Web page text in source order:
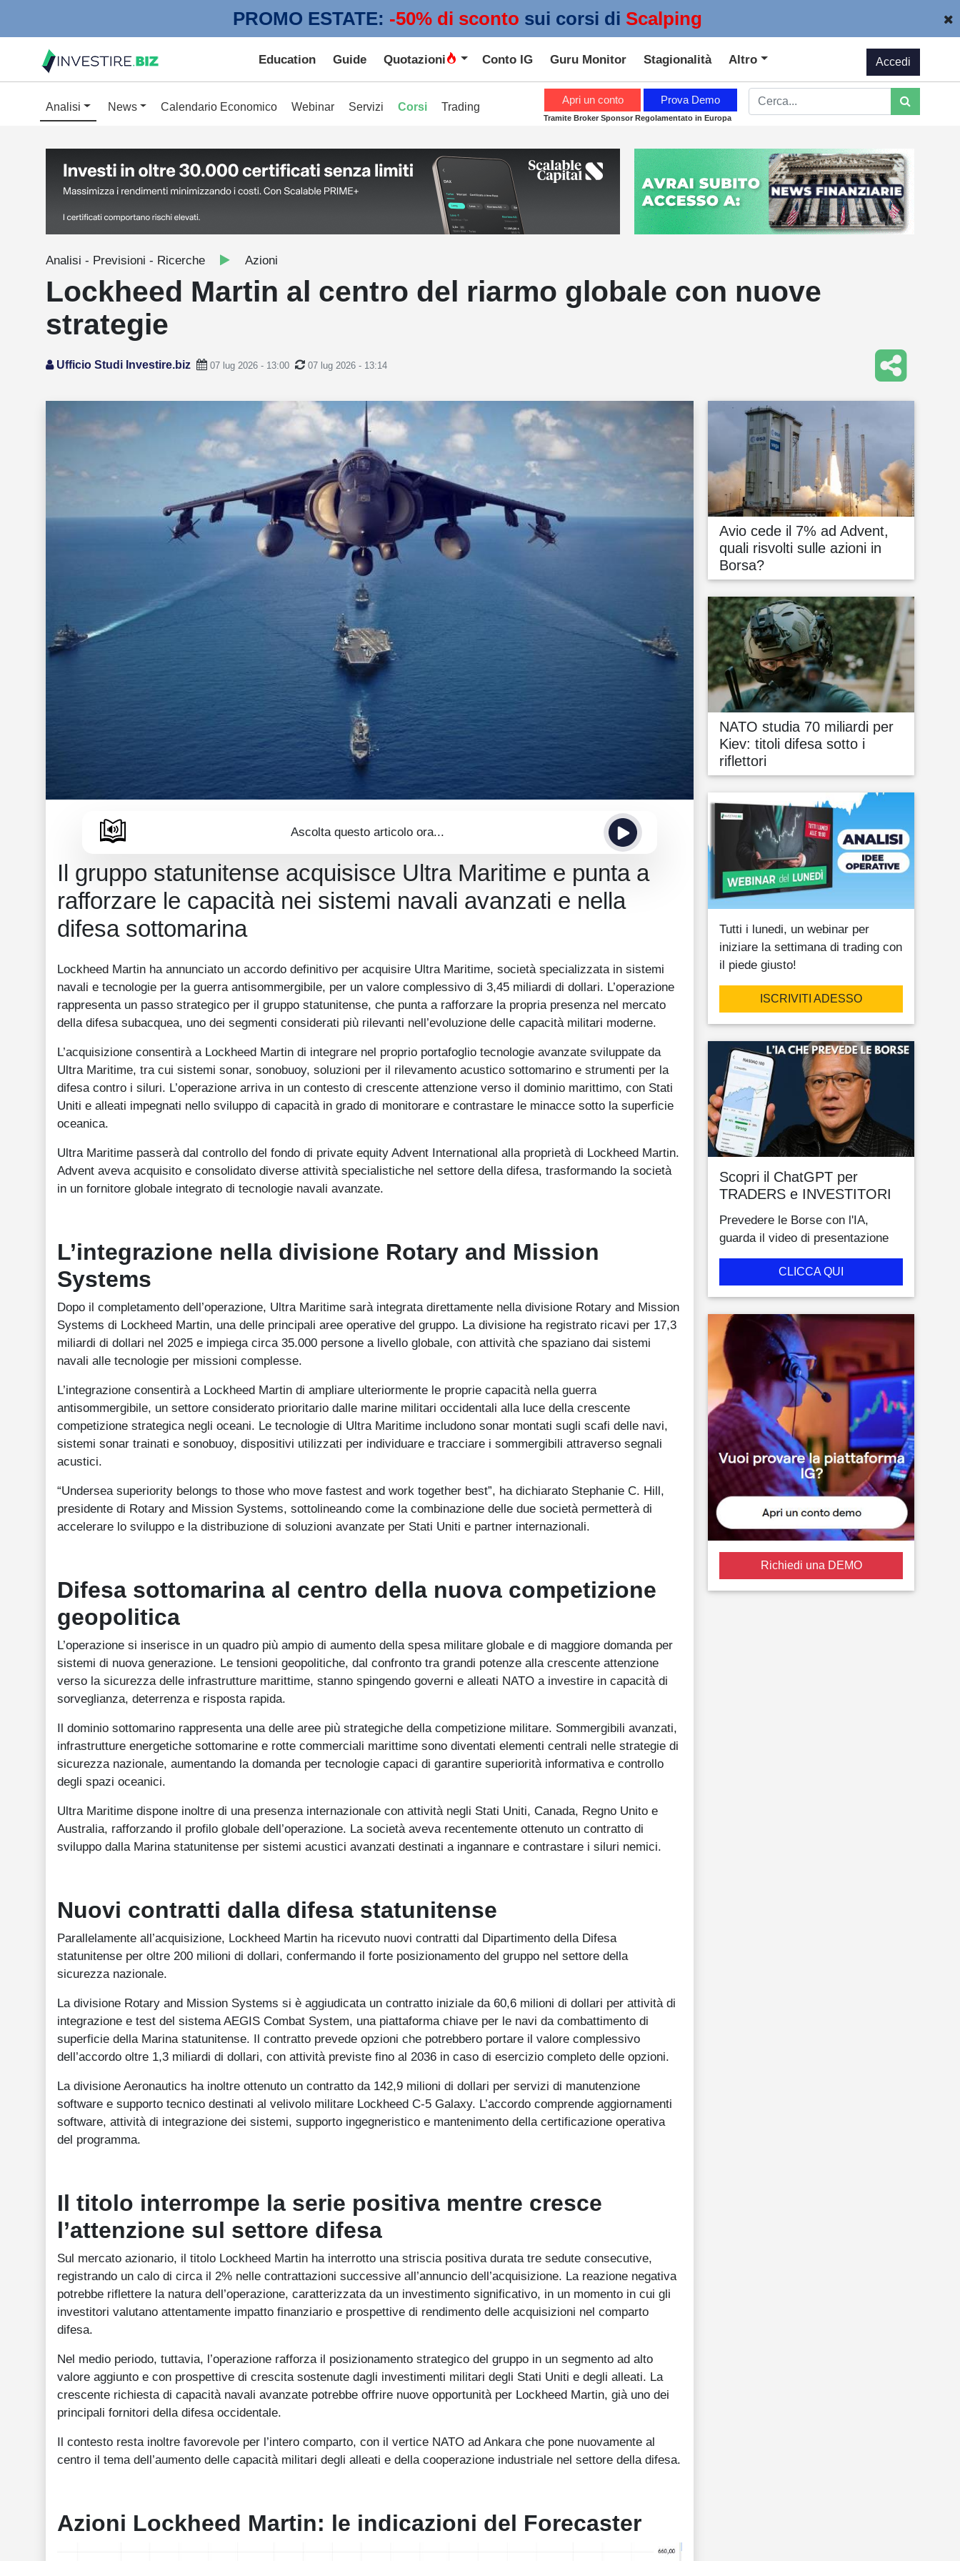
PROMO ESTATE: -50% di sconto sui corsi di Scalping
Education Guide Quotazioni Conto IG Guru Monitor Stagionalità Altro Accedi
Analisi News Calendario Economico Webinar Servizi Corsi Trading
Apri un conto Prova Demo
Tramite Broker Sponsor Regolamentato in Europa
Analisi - Previsioni - Ricerche Azioni
Lockheed Martin al centro del riarmo globale con nuove
strategie
Ufficio Studi Investire.biz 07 lug 2026 - 13:00 07 lug 2026 - 13:14
Ascolta questo articolo ora...
Il gruppo statunitense acquisisce Ultra Maritime e punta a
rafforzare le capacità nei sistemi navali avanzati e nella
difesa sottomarina
Lockheed Martin ha annunciato un accordo definitivo per acquisire Ultra Maritime, società specializzata in sistemi
navali e tecnologie per la guerra antisommergibile, per un valore complessivo di 3,45 miliardi di dollari. L’operazione
rappresenta un passo strategico per il gruppo statunitense, che punta a rafforzare la propria presenza nel mercato
della difesa subacquea, uno dei segmenti considerati più rilevanti nell’evoluzione delle capacità militari moderne.
L’acquisizione consentirà a Lockheed Martin di integrare nel proprio portafoglio tecnologie avanzate sviluppate da
Ultra Maritime, tra cui sistemi sonar, sonobuoy, soluzioni per il rilevamento acustico sottomarino e strumenti per la
difesa contro i siluri. L’operazione arriva in un contesto di crescente attenzione verso il dominio marittimo, con Stati
Uniti e alleati impegnati nello sviluppo di capacità in grado di monitorare e contrastare le minacce sotto la superficie
oceanica.
Ultra Maritime passerà dal controllo del fondo di private equity Advent International alla proprietà di Lockheed Martin.
Advent aveva acquisito e consolidato diverse attività specialistiche nel settore della difesa, trasformando la società
in un fornitore globale integrato di tecnologie navali avanzate.
L’integrazione nella divisione Rotary and Mission
Systems
Dopo il completamento dell’operazione, Ultra Maritime sarà integrata direttamente nella divisione Rotary and Mission
Systems di Lockheed Martin, una delle principali aree operative del gruppo. La divisione ha registrato ricavi per 17,3
miliardi di dollari nel 2025 e impiega circa 35.000 persone a livello globale, con attività che spaziano dai sistemi
navali alle tecnologie per missioni complesse.
L’integrazione consentirà a Lockheed Martin di ampliare ulteriormente le proprie capacità nella guerra
antisommergibile, un settore considerato prioritario dalle marine militari occidentali alla luce della crescente
competizione strategica negli oceani. Le tecnologie di Ultra Maritime includono sonar montati sugli scafi delle navi,
sistemi sonar trainati e sonobuoy, dispositivi utilizzati per individuare e tracciare i sommergibili attraverso segnali
acustici.
“Undersea superiority belongs to those who move fastest and work together best”, ha dichiarato Stephanie C. Hill,
presidente di Rotary and Mission Systems, sottolineando come la combinazione delle due società permetterà di
accelerare lo sviluppo e la distribuzione di soluzioni avanzate per Stati Uniti e partner internazionali.
Difesa sottomarina al centro della nuova competizione
geopolitica
L’operazione si inserisce in un quadro più ampio di aumento della spesa militare globale e di maggiore domanda per
sistemi di nuova generazione. Le tensioni geopolitiche, dal confronto tra grandi potenze alla crescente attenzione
verso la sicurezza delle infrastrutture marittime, stanno spingendo governi e alleati NATO a investire in capacità di
sorveglianza, deterrenza e risposta rapida.
Il dominio sottomarino rappresenta una delle aree più strategiche della competizione militare. Sommergibili avanzati,
infrastrutture energetiche sottomarine e rotte commerciali marittime sono diventati elementi centrali nelle strategie di
sicurezza nazionale, aumentando la domanda per tecnologie capaci di garantire superiorità informativa e controllo
degli spazi oceanici.
Ultra Maritime dispone inoltre di una presenza internazionale con attività negli Stati Uniti, Canada, Regno Unito e
Australia, rafforzando il profilo globale dell’operazione. La società aveva recentemente ottenuto un contratto di
sviluppo dalla Marina statunitense per sistemi acustici avanzati destinati a ingannare e contrastare i siluri nemici.
Nuovi contratti dalla difesa statunitense
Parallelamente all’acquisizione, Lockheed Martin ha ricevuto nuovi contratti dal Dipartimento della Difesa
statunitense per oltre 200 milioni di dollari, confermando il forte posizionamento del gruppo nel settore della
sicurezza nazionale.
La divisione Rotary and Mission Systems si è aggiudicata un contratto iniziale da 60,6 milioni di dollari per attività di
integrazione e test del sistema AEGIS Combat System, una piattaforma chiave per le navi da combattimento di
superficie della Marina statunitense. Il contratto prevede opzioni che potrebbero portare il valore complessivo
dell’accordo oltre 1,3 miliardi di dollari, con attività previste fino al 2036 in caso di esercizio completo delle opzioni.
La divisione Aeronautics ha inoltre ottenuto un contratto da 142,9 milioni di dollari per servizi di manutenzione
software e supporto tecnico destinati al velivolo militare Lockheed C-5 Galaxy. L’accordo comprende aggiornamenti
software, attività di integrazione dei sistemi, supporto ingegneristico e mantenimento della certificazione operativa
del programma.
Il titolo interrompe la serie positiva mentre cresce
l’attenzione sul settore difesa
Sul mercato azionario, il titolo Lockheed Martin ha interrotto una striscia positiva durata tre sedute consecutive,
registrando un calo di circa il 2% nelle contrattazioni successive all’annuncio dell’acquisizione. La reazione negativa
potrebbe riflettere la natura dell’operazione, caratterizzata da un investimento significativo, in un momento in cui gli
investitori valutano attentamente impatto finanziario e prospettive di rendimento delle acquisizioni nel comparto
difesa.
Nel medio periodo, tuttavia, l’operazione rafforza il posizionamento strategico del gruppo in un segmento ad alto
valore aggiunto e con prospettive di crescita sostenute dagli investimenti militari degli Stati Uniti e degli alleati. La
crescente richiesta di capacità navali avanzate potrebbe offrire nuove opportunità per Lockheed Martin, già uno dei
principali fornitori della difesa occidentale.
Il contesto resta inoltre favorevole per l’intero comparto, con il vertice NATO ad Ankara che pone nuovamente al
centro il tema dell’aumento delle capacità militari degli alleati e della cooperazione industriale nel settore della difesa.
Azioni Lockheed Martin: le indicazioni del Forecaster
Avio cede il 7% ad Advent,
quali risvolti sulle azioni in
Borsa?
NATO studia 70 miliardi per
Kiev: titoli difesa sotto i
riflettori
Tutti i lunedi, un webinar per
iniziare la settimana di trading con
il piede giusto!
ISCRIVITI ADESSO
Scopri il ChatGPT per
TRADERS e INVESTITORI
Prevedere le Borse con l'IA,
guarda il video di presentazione
CLICCA QUI
Richiedi una DEMO